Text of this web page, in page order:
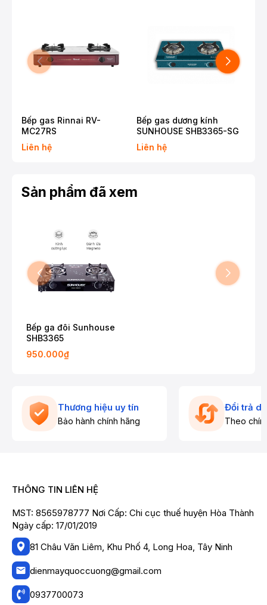
Bếp gas Rinnai RV-
MC27RS
Liên hệ
Bếp gas dương kính
SUNHOUSE SHB3365-SG
Liên hệ
Sản phẩm đã xem
Bếp ga đôi Sunhouse
SHB3365
950.000₫
Thương hiệu uy tín
Bảo hành chính hãng
Đổi trả
Theo
THÔNG TIN LIÊN HỆ
MST: 8565978777 Nơi Cấp: Chi cục thuế huyện Hòa Thành
Ngày cấp: 17/01/2019
81 Châu Văn Liêm, Khu Phố 4, Long Hoa, Tây Ninh
dienmayquoccuong@gmail.com
0937700073